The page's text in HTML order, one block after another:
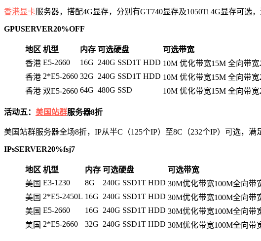
香港显卡服务器，搭配4G显存，分别有GT740显存及1050Ti 4G显存可选
GPUSERVER20%OFF
地区 机型 内存 可选硬盘 可选带宽
香港 E5-2660 16G 240G SSD1T HDD 10M 优化带宽15M 全向带
香港 2*E5-2660 32G 240G SSD1T HDD 10M 优化带宽15M 全向带
香港 双E5-2660 64G 480G SSD 10M 优化带宽15M 全向带
活动五： 美国站群服务器8折
美国站群服务器全场8折，IP从半C（125个IP）至8C（232个IP）可选，满
IPsSERVER20%fsj7
地区 机型 内存 可选硬盘 可选带宽
美国 E3-1230 8G 240G SSD1T HDD 30M优化带宽100M全向带
美国 2*E5-2450L 16G 240G SSD1T HDD 30M优化带宽100M全向带
美国 E5-2660 16G 240G SSD1T HDD 30M优化带宽100M全向带
美国 2*E5-2660 32G 240G SSD1T HDD 30M优化带宽100M全向带